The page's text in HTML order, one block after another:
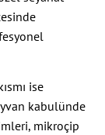
ise
kabulünde
mikroçip